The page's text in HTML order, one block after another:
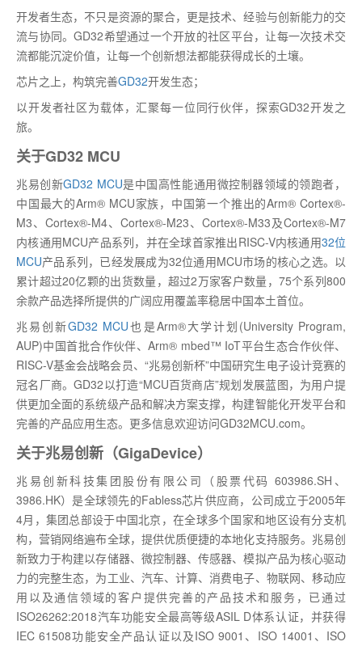
开发者生态，不只是资源的聚合，更是技术、经验与创新能力的交
流与协同。GD32希望通过一个开放的社区平台，让每一次技术交
流都能沉淀价值，让每一个创新想法都能获得成长的土壤。
芯片之上，构筑完善GD32开发生态；
以开发者社区为载体，汇聚每一位同行伙伴，探索GD32开发之
旅。
关于GD32 MCU
兆易创新GD32 MCU是中国高性能通用微控制器领域的领跑者，
中国最大的Arm® MCU家族，中国第一个推出的Arm® Cortex®-
M3、Cortex®-M4、Cortex®-M23、Cortex®-M33及Cortex®-M7
内核通用MCU产品系列，并在全球首家推出RISC-V内核通用32位
MCU产品系列，已经发展成为32位通用MCU市场的核心之选。以
累计超过20亿颗的出货数量，超过2万家客户数量，75个系列800
余款产品选择所提供的广阔应用覆盖率稳居中国本土首位。
兆易创新GD32 MCU也是Arm®大学计划(University Program,
AUP)中国首批合作伙伴、Arm® mbed™ IoT平台生态合作伙伴、
RISC-V基金会战略会员、“兆易创新杯”中国研究生电子设计竞赛的
冠名厂商。GD32以打造“MCU百货商店”规划发展蓝图，为用户提
供更加全面的系统级产品和解决方案支撑，构建智能化开发平台和
完善的产品应用生态。更多信息欢迎访问GD32MCU.com。
关于兆易创新（GigaDevice）
兆易创新科技集团股份有限公司（股票代码 603986.SH、
3986.HK）是全球领先的Fabless芯片供应商，公司成立于2005年
4月，集团总部设于中国北京，在全球多个国家和地区设有分支机
构，营销网络遍布全球，提供优质便捷的本地化支持服务。兆易创
新致力于构建以存储器、微控制器、传感器、模拟产品为核心驱动
力的完整生态，为工业、汽车、计算、消费电子、物联网、移动应
用以及通信领域的客户提供完善的产品技术和服务，已通过
ISO26262:2018汽车功能安全最高等级ASIL D体系认证，并获得
IEC 61508功能安全产品认证以及ISO 9001、ISO 14001、ISO